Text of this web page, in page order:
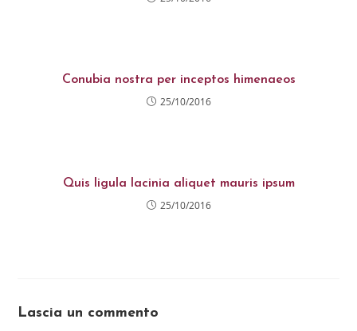
Conubia nostra per inceptos himenaeos
25/10/2016
Quis ligula lacinia aliquet mauris ipsum
25/10/2016
Lascia un commento